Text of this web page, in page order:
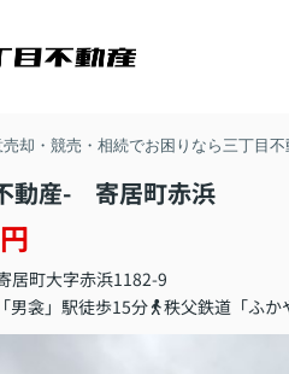
却・競売・相続でお困りなら三丁目不
動産- 寄居町赤浜
居町大字赤浜1182-9
男衾」駅徒歩15分
秩父鉄道「ふか